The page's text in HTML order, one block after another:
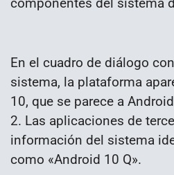
En el cuadro de diálogo
sistema, la plataforma
10, que se parece a
2. Las aplicaciones de
información del sistema
como «Android 10 Q».